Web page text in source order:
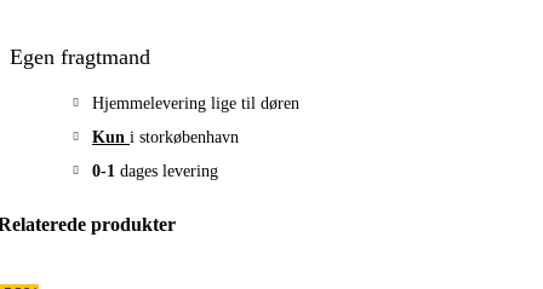
Egen fragtmand
Hjemmelevering lige til døren
Kun i storkøbenhavn
0-1 dages levering
produkter